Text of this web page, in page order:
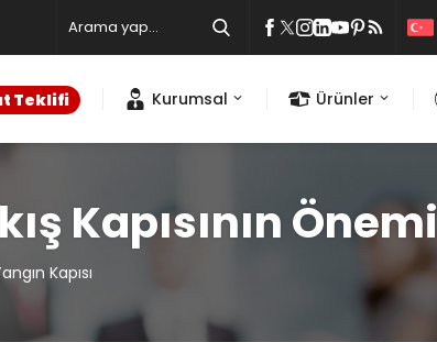
Teklifi Kurumsal Ürünler
Kapısının Önemi
Kapısı